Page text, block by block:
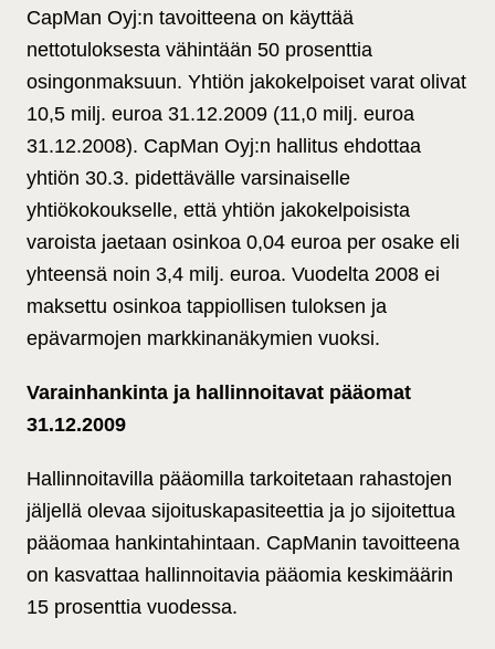
CapMan Oyj:n tavoitteena on käyttää
nettotuloksesta vähintään 50 prosenttia
osingonmaksuun. Yhtiön jakokelpoiset varat olivat
10,5 milj. euroa 31.12.2009 (11,0 milj. euroa
31.12.2008). CapMan Oyj:n hallitus ehdottaa
yhtiön 30.3. pidettävälle varsinaiselle
yhtiökokoukselle, että yhtiön jakokelpoisista
varoista jaetaan osinkoa 0,04 euroa per osake eli
yhteensä noin 3,4 milj. euroa. Vuodelta 2008 ei
maksettu osinkoa tappiollisen tuloksen ja
epävarmojen markkinanäkymien vuoksi.
Varainhankinta ja hallinnoitavat pääomat
31.12.2009
Hallinnoitavilla pääomilla tarkoitetaan rahastojen
jäljellä olevaa sijoituskapasiteettia ja jo sijoitettua
pääomaa hankintahintaan. CapManin tavoitteena
on kasvattaa hallinnoitavia pääomia keskimäärin
15 prosenttia vuodessa.